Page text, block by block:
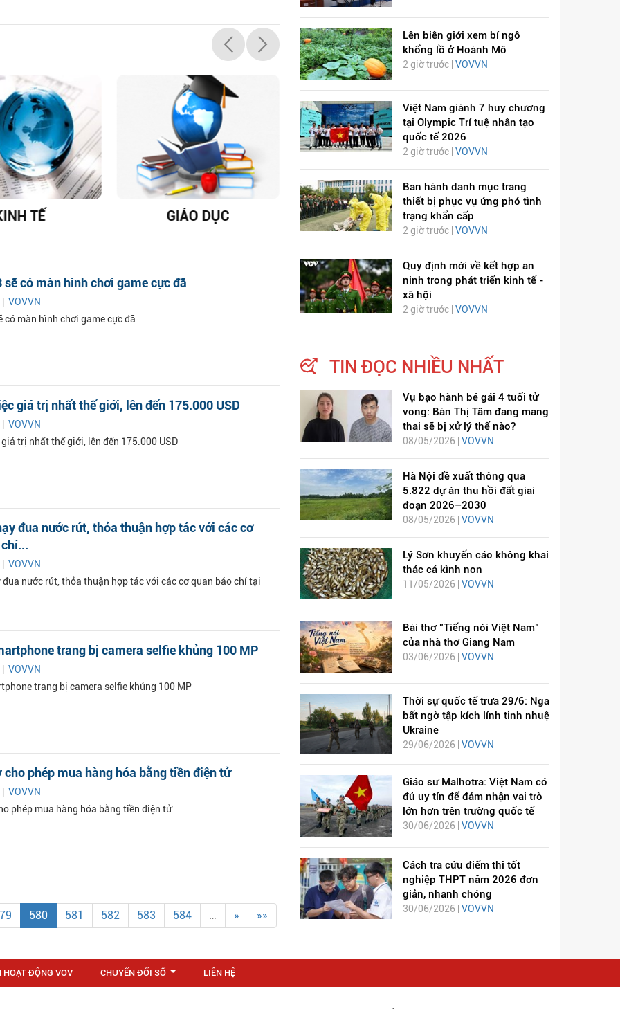
TẾ GIÁO DỤC
DỊCH VIÊM PHỔI COVID-
19
sẽ có màn hình chơi game cực đã
VOVVN
có màn hình chơi game cực đã
giá trị nhất thế giới, lên đến 175.000 USD
VOVVN
trị nhất thế giới, lên đến 175.000 USD
đua nước rút, thỏa thuận hợp tác với các cơ
VOVVN
đua nước rút, thỏa thuận hợp tác với các cơ quan báo chí tại
trang bị camera selfie khủng 100 MP
VOVVN
trang bị camera selfie khủng 100 MP
cho phép mua hàng hóa bằng tiền điện tử
VOVVN
phép mua hàng hóa bằng tiền điện tử
580 581 582 583 584 … » »»
Lên biên giới xem bí ngô
khổng lồ ở Hoành Mô
2 giờ trước | VOVVN
Việt Nam giành 7 huy chương
tại Olympic Trí tuệ nhân tạo
quốc tế 2026
2 giờ trước | VOVVN
Ban hành danh mục trang
thiết bị phục vụ ứng phó tình
trạng khẩn cấp
2 giờ trước | VOVVN
Quy định mới về kết hợp an
ninh trong phát triển kinh tế -
xã hội
2 giờ trước | VOVVN
TIN ĐỌC NHIỀU NHẤT
Vụ bạo hành bé gái 4 tuổi tử
vong: Bàn Thị Tâm đang mang
thai sẽ bị xử lý thế nào?
08/05/2026 | VOVVN
Hà Nội đề xuất thông qua
5.822 dự án thu hồi đất giai
đoạn 2026–2030
08/05/2026 | VOVVN
Lý Sơn khuyến cáo không khai
thác cá kình non
11/05/2026 | VOVVN
Bài thơ "Tiếng nói Việt Nam"
của nhà thơ Giang Nam
03/06/2026 | VOVVN
Thời sự quốc tế trưa 29/6: Nga
bất ngờ tập kích lính tinh nhuệ
Ukraine
29/06/2026 | VOVVN
Giáo sư Malhotra: Việt Nam có
đủ uy tín để đảm nhận vai trò
lớn hơn trên trường quốc tế
30/06/2026 | VOVVN
Cách tra cứu điểm thi tốt
nghiệp THPT năm 2026 đơn
giản, nhanh chóng
30/06/2026 |VOVVN
HOẠT ĐỘNG VOV CHUYỂN ĐỔI SỐ LIÊN HỆ